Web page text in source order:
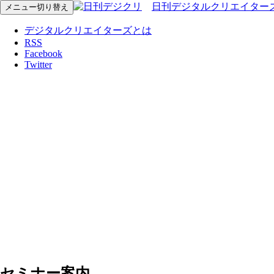
メニュー切り替え 日刊デジタルクリエイター
デジタルクリエイターズとは
RSS
Facebook
Twitter